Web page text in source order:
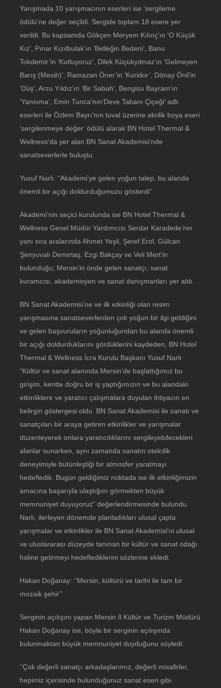
Yarışmada 10 yarışmacının eserleri ise ‘sergileme
ödülü’ne değer seçildi. Sergide toplam 18 esere yer
verildi. Bu kapsamda Gökçen Meryem Kılınç’ın ‘O Küçük
Kız’, Pınar Kızılbulak’ın ‘Belleğin Bedeni’, Banu
Tokdemir’in ‘Kutluyoruz’, Dilek Küçükyılmaz’ın ‘Gelmeyen
Barış (Mesih)’, Ramazan Öner’in ‘Koridor’, Dönay Önil’in
‘Düş’, Arzu Yıldız’ın ‘Bir Sabah’, Bengisu Bayram’ın
‘Yansıma’, Emin Tunca’nın‘Deve Tabanı Çiçeği’ adlı
eserleri ile Özlem Bayrı’nın tuval üzerine akrilik boya eseri
‘sergilenmeye değer’ ödülü alarak BN Hotel Thermal &
Wellness’da yer alan BN Sanat Akademisi’nde
sanatseverlerle buluştu.
Yusuf Narlı: “Akademi’ye gelen yoğun talep, bu alanda
önemli bir açığı doldurduğumuzu gösterdi”
Akademi’nin seçici kurulunda ise BN Hotel Thermal &
Wellness Genel Müdür Yardımcısı Serdar Karadede’nin
yanı sıra aralarında Ahmet Yeşil, Şeref Erol, Gülcan
Şenyuvalı Demirtaş, Ezgi Bakçay ve Veli Mert’in
bulunduğu; Mersin’in önde gelen sanatçı, sanat
kuramcısı, akademisyen ve sanat danışmanları yer aldı.
BN Sanat Akademisi’ne ve ilk etkinliği olan resim
yarışmasına sanatseverlerden çok yoğun bir ilgi geldiğini
ve gelen başvuruların yoğunluğundan bu alanda önemli
bir açığı doldurduklarını gördüklerini kaydeden, BN Hotel
Thermal & Wellness İcra Kurulu Başkanı Yusuf Narlı
“Kültür ve sanat alanında Mersin’de başlattığımız bu
girişim, kentte doğru bir iş yaptığımızın ve bu alandaki
etkinliklere ve yaratıcı çalışmalara duyulan ihtiyacın en
belirgin göstergesi oldu. BN Sanat Akademisi ile sanatı ve
sanatçıları bir araya getiren etkinlikler ve yarışmalar
düzenleyerek onlara yaratıcılıklarını sergileyebilecekleri
alanlar sunarken, aynı zamanda sanatın otelcilik
deneyimiyle bütünleştiği bir atmosfer yaratmayı
hedefledik. Bugün geldiğimiz noktada ise ilk etkinliğimizin
amacına başarıyla ulaştığını görmekten büyük
memnuniyet duyuyoruz” değerlendirmesinde bulundu.
Narlı, ilerleyen dönemde planladıkları ulusal çapta
yarışmalar ve etkinlikler ile BN Sanat Akademisi’ni ulusal
ve uluslararası düzeyde tanınan bir kültür ve sanat odağı
haline getirmeyi hedeflediklerini sözlerine ekledi.
Hakan Doğanay: ‘’Mersin, kültürü ve tarihi ile tam bir
mozaik şehir’’
Serginin açılışını yapan Mersin İl Kültür ve Turizm Müdürü
Hakan Doğanay ise, böyle bir serginin açılışında
bulunmaktan büyük memnuniyet duyduğunu söyledi:
‘’Çok değerli sanatçı arkadaşlarımız, değerli misafirler,
hepimiz içerisinde bulunduğunuz sanat eseri gibi